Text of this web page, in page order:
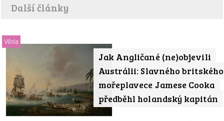
Další články
Jak Angličané (ne)objevili
Austrálii: Slavného britského
mořeplavece Jamese Cooka
předběhl holandský kapitán
Věda